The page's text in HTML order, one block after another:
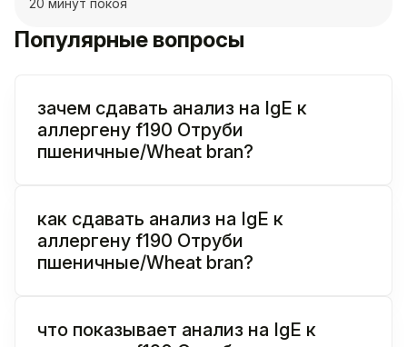
Популярные вопросы
зачем сдавать анализ на IgE к
аллергену f190 Отруби
пшеничные/Wheat bran?
как сдавать анализ на IgE к
аллергену f190 Отруби
пшеничные/Wheat bran?
что показывает анализ на IgE к